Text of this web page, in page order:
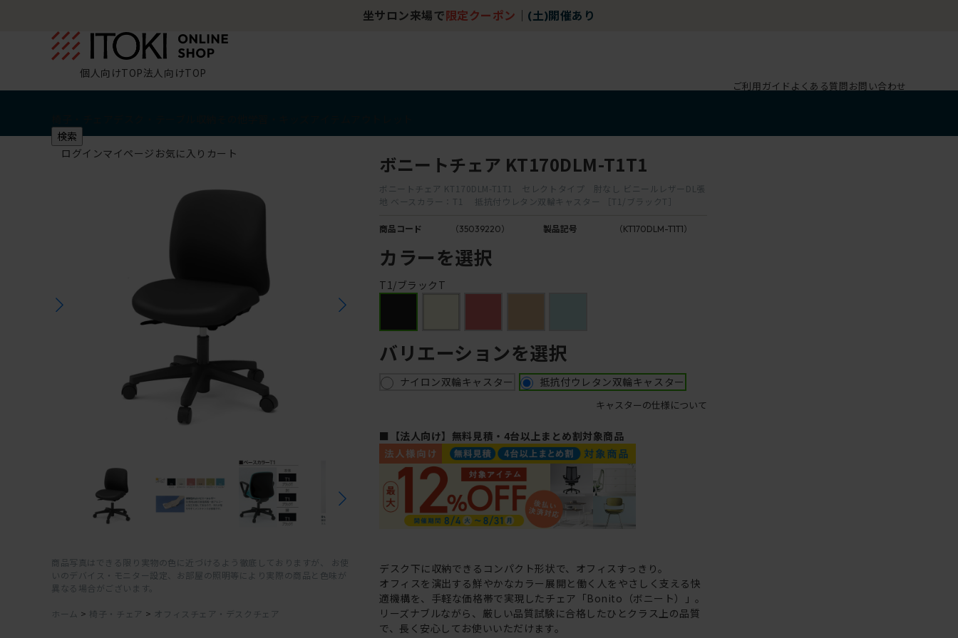
坐サロン来場で 限定クーポン (土)開催あり
個人向けTOP法人向けTOP
ご利用ガイド よくある質問お問い合わせ
検索
ログインマイページ お気に入り カート
商品写真はできる限り実物の色に近づけるよう徹底しておりますが、 お使
いのデバイス・モニター設定、お部屋の照明等により実際の商品と色味が
異なる場合がございます。
ホーム > 椅子・チェア > オフィスチェア・デスクチェア
ボニートチェア KT170DLM-T1T1
ボニートチェア KT170DLM-T1T1 セレクトタイプ 肘なし ビニールレザーDL張
地 ベースカラー：T1 抵抗付ウレタン双輪キャスター ［T1/ブラックT］
商品コード （35039220） 製品記号 （KT170DLM-T1T1）
カラーを選択
T1/ブラックT
バリエーションを選択
ナイロン双輪キャスター 抵抗付ウレタン双輪キャスター
キャスターの仕様について
■【法人向け】無料見積・4台以上まとめ割対象商品
デスク下に収納できるコンパクト形状で、オフィスすっきり。
オフィスを演出する鮮やかなカラー展開と働く人をやさしく支える快
適機構を、手軽な価格帯で実現したチェア「Bonito（ボニート）」。
リーズナブルながら、厳しい品質試験に合格したひとクラス上の品質
で、長く安心してお使いいただけます。